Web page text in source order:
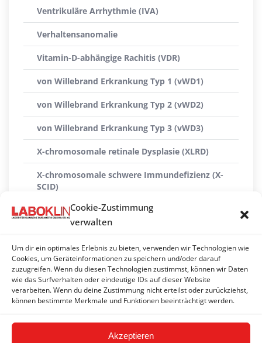
Cookie-Zustimmung
verwalten
Um dir ein optimales Erlebnis zu bieten, verwenden wir Technologien wie
Cookies, um Geräteinformationen zu speichern und/oder darauf
zuzugreifen. Wenn du diesen Technologien zustimmst, können wir Daten
wie das Surfverhalten oder eindeutige IDs auf dieser Website
verarbeiten. Wenn du deine Zustimmung nicht erteilst oder zurückziehst,
können bestimmte Merkmale und Funktionen beeinträchtigt werden.
Akzeptieren
Ventrikuläre Arrhythmie (IVA)
Verhaltensanomalie
Vitamin-D-abhängige Rachitis (VDR)
von Willebrand Erkrankung Typ 1 (vWD1)
von Willebrand Erkrankung Typ 2 (vWD2)
von Willebrand Erkrankung Typ 3 (vWD3)
X-chromosomale retinale Dysplasie (XLRD)
X-chromosomale schwere Immundefizienz (X-
SCID)
X-linked Myopathie (XL-MTM)
ZNS-Atrophie mit zerebellarer Ataxie (CACA)
Zwergwuchs (hypophysäre Form)
Zwergwuchs (Skeletale Dysplasie 2) (SD2)